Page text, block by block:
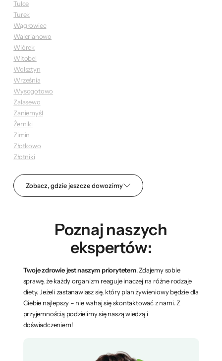
Tulce
Turek
Wągrowiec
Walerianowo
Wiórek
Witobel
Wolsztyn
Września
Wysogotowo
Zalasewo
Zaniemyśl
Żerniki
Zimin
Złotkowo
Złotniki
Zobacz, gdzie jeszcze dowozimy
Poznaj naszych
ekspertów:
Twoje zdrowie jest naszym priorytetem. Zdajemy sobie
sprawę, że każdy organizm reaguje inaczej na różne rodzaje
diety. Jeżeli zastanawiasz się, który plan żywieniowy będzie dla
Ciebie najlepszy – nie wahaj się skontaktować z nami. Z
przyjemnością podzielimy się naszą wiedzą i
doświadczeniem!